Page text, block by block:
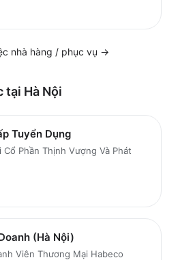
nhà hàng / phục vụ →
tại Hà Nội
Tuyển Dụng
Phần Thịnh Vượng Và Phát
(Hà Nội)
Viên Thương Mại Habeco